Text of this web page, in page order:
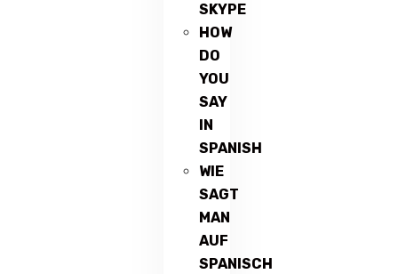
SKYPE
HOW
DO
YOU
SAY
IN
SPANISH
WIE
SAGT
MAN
AUF
SPANISCH